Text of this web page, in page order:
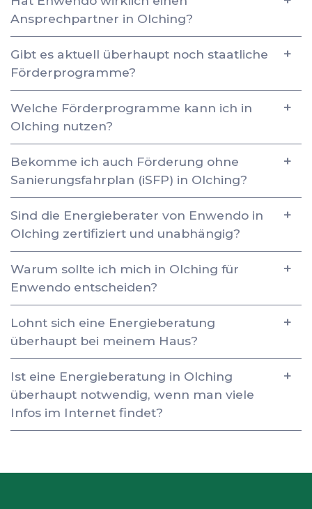
Ansprechpartner in Olching?
Gibt es aktuell überhaupt noch staatliche
Förderprogramme?
Welche Förderprogramme kann ich in
Olching nutzen?
Bekomme ich auch Förderung ohne
Sanierungsfahrplan (iSFP) in Olching?
Sind die Energieberater von Enwendo in
Olching zertifiziert und unabhängig?
Warum sollte ich mich in Olching für
Enwendo entscheiden?
Lohnt sich eine Energieberatung
überhaupt bei meinem Haus?
Ist eine Energieberatung in Olching
überhaupt notwendig, wenn man viele
Infos im Internet findet?